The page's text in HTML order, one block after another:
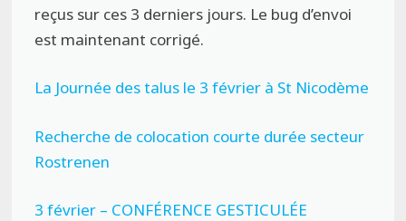
reçus sur ces 3 derniers jours. Le bug d’envoi
est maintenant corrigé.
La Journée des talus le 3 février à St Nicodème
Recherche de colocation courte durée secteur
Rostrenen
3 février – CONFÉRENCE GESTICULÉE